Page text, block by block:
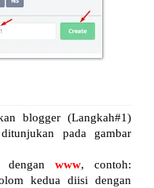
blogger (Langkah#1)
pada gambar
denganwww, contoh:
kedua diisi dengan